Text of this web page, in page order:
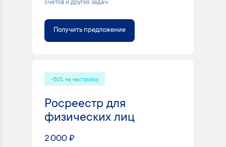
счетов и других задач
Получить предложение
-50% на настройку
Росреестр для
физических лиц
2 000 ₽